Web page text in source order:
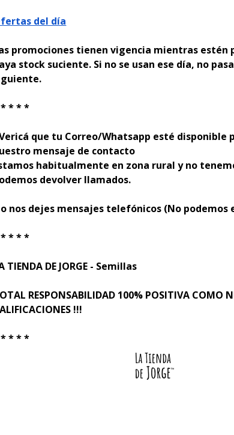
del día
promociones tienen vigencia mientras estén
stock suficiente. Si no se usan ese día, no
* * *
que tu Correo/Whatsapp esté disponible
mensaje de contacto
habitualmente en zona rural y no
devolver llamados.
nos dejes mensajes telefónicos (No podemos
* * *
TIENDA DE JORGE - Semillas
RESPONSABILIDAD 100% POSITIVA COMO
!!!
* * *